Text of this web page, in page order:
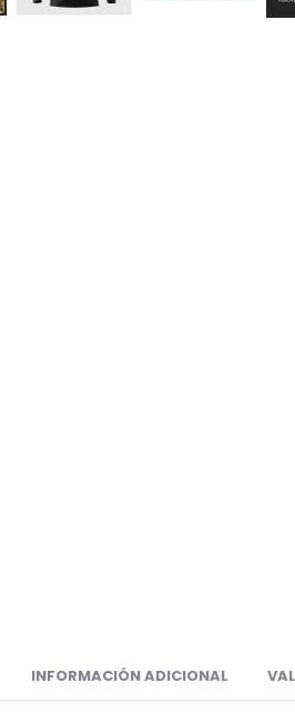
INFORMACIÓN ADICIONAL